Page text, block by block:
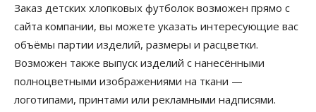
Заказ детских хлопковых футболок возможен прямо с
сайта компании, вы можете указать интересующие вас
объёмы партии изделий, размеры и расцветки.
Возможен также выпуск изделий с нанесёнными
полноцветными изображениями на ткани —
логотипами, принтами или рекламными надписями.